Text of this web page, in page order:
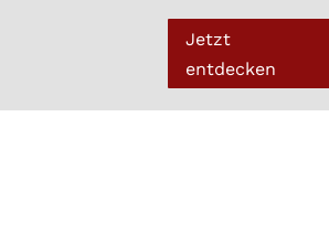
Jetzt
entdecken